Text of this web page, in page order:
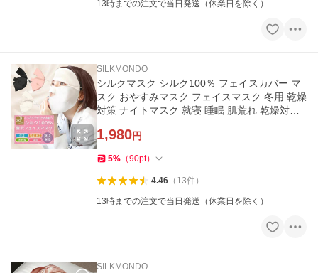
13時までの注文で当日発送（休業日を除く）
SILKMONDO
シルクマスク シルク100％ フェイスカバー マ
スク おやすみマスク フェイスマスク 冬用 乾燥
対策 ナイトマスク 就寝 睡眠 肌荒れ 乾燥対策
1,980円
5% （90pt）
4.46（ 13件）
13時までの注文で当日発送（休業日を除く）
SILKMONDO